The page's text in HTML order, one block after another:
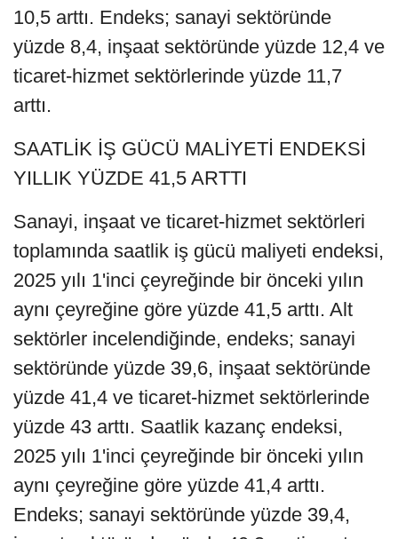
10,5 arttı. Endeks; sanayi sektöründe
yüzde 8,4, inşaat sektöründe yüzde 12,4 ve
ticaret-hizmet sektörlerinde yüzde 11,7
arttı.
SAATLİK İŞ GÜCÜ MALİYETİ ENDEKSİ
YILLIK YÜZDE 41,5 ARTTI
Sanayi, inşaat ve ticaret-hizmet sektörleri
toplamında saatlik iş gücü maliyeti endeksi,
2025 yılı 1'inci çeyreğinde bir önceki yılın
aynı çeyreğine göre yüzde 41,5 arttı. Alt
sektörler incelendiğinde, endeks; sanayi
sektöründe yüzde 39,6, inşaat sektöründe
yüzde 41,4 ve ticaret-hizmet sektörlerinde
yüzde 43 arttı. Saatlik kazanç endeksi,
2025 yılı 1'inci çeyreğinde bir önceki yılın
aynı çeyreğine göre yüzde 41,4 arttı.
Endeks; sanayi sektöründe yüzde 39,4,